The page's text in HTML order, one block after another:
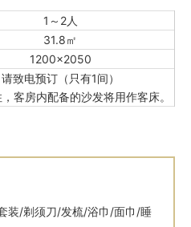
1～2人
31.8㎡
1200×2050
请致电预订（只有1间）
客房内配备的沙发将用作客床。
装/剃须刀/发梳/浴巾/面巾/睡